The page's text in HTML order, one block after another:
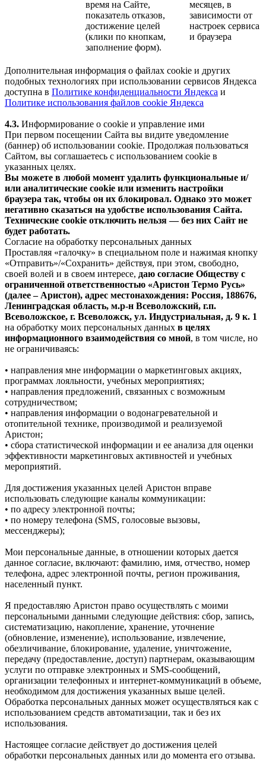
время на Сайте,
показатель отказов,
достижение целей
(клики по кнопкам,
заполнение форм).
месяцев, в
зависимости от
настроек сервиса
и браузера
Дополнительная информация о файлах cookie и других
подобных технологиях при использовании сервисов Яндекса
доступна в Политике конфиденциальности Яндекса и
Политике использования файлов cookie Яндекса
4.3. Информирование о cookie и управление ими
При первом посещении Сайта вы видите уведомление
(баннер) об использовании cookie. Продолжая пользоваться
Сайтом, вы соглашаетесь с использованием cookie в
указанных целях.
Вы можете в любой момент удалить функциональные и/
или аналитические cookie или изменить настройки
браузера так, чтобы он их блокировал. Однако это может
негативно сказаться на удобстве использования Сайта.
Технические cookie отключить нельзя — без них Сайт не
будет работать.
Согласие на обработку персональных данных
Проставляя «галочку» в специальном поле и нажимая кнопку
«Отправить»/«Сохранить» действуя, при этом, свободно,
своей волей и в своем интересе, даю согласие Обществу с
ограниченной ответственностью «Аристон Термо Русь»
(далее – Аристон), адрес местонахождения: Россия, 188676,
Ленинградская область, м.р-н Всеволожский, г.п.
Всеволожское, г. Всеволожск, ул. Индустриальная, д. 9 к. 1
на обработку моих персональных данных в целях
информационного взаимодействия со мной, в том числе, но
не ограничиваясь:
• направления мне информации о маркетинговых акциях,
программах лояльности, учебных мероприятиях;
• направления предложений, связанных с возможным
сотрудничеством;
• направления информации о водонагревательной и
отопительной технике, производимой и реализуемой
Аристон;
• сбора статистической информации и ее анализа для оценки
эффективности маркетинговых активностей и учебных
мероприятий.
Для достижения указанных целей Аристон вправе
использовать следующие каналы коммуникации:
• по адресу электронной почты;
• по номеру телефона (SMS, голосовые вызовы,
мессенджеры);
Мои персональные данные, в отношении которых дается
данное согласие, включают: фамилию, имя, отчество, номер
телефона, адрес электронной почты, регион проживания,
населенный пункт.
Я предоставляю Аристон право осуществлять с моими
персональными данными следующие действия: сбор, запись,
систематизацию, накопление, хранение, уточнение
(обновление, изменение), использование, извлечение,
обезличивание, блокирование, удаление, уничтожение,
передачу (предоставление, доступ) партнерам, оказывающим
услуги по отправке электронных и SMS‑сообщений,
организации телефонных и интернет‑коммуникаций в объеме,
необходимом для достижения указанных выше целей.
Обработка персональных данных может осуществляться как с
использованием средств автоматизации, так и без их
использования.
Настоящее согласие действует до достижения целей
обработки персональных данных или до момента его отзыва.